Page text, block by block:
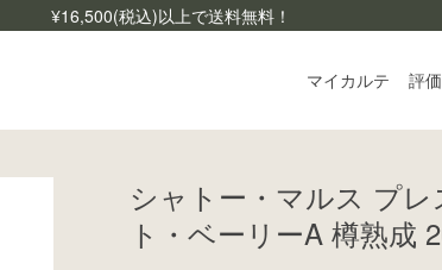
¥16,500(税込)以上で送料無料！
マイカルテ 評
ログ
ご利
シャトー・マルス プ
ト・ベーリーA 樽熟成